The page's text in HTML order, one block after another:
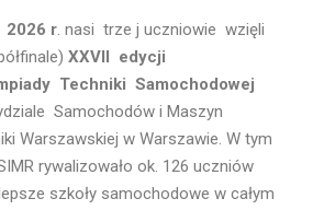
2026 r. nasi trze j uczniowie wzięli
XXVII edycji
Techniki Samochodowej
Samochodów i Maszyn
Warszawskiej w Warszawie. W tym
rywalizowało ok. 126 uczniów
szkoły samochodowe w całym